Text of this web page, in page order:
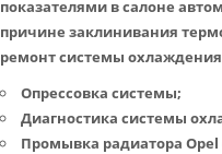
показателями в салоне
причине заклинивания
ремонт системы
Опрессовка системы;
Диагностика системы
Промывка радиатора Opel